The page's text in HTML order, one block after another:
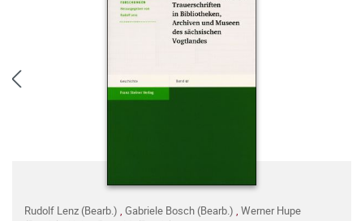
Rudolf Lenz (Bearb.) Gabriele Bosch (Bearb.) Werner Hupe